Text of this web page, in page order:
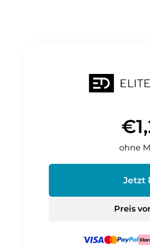
ohne
Jetzt
Preis